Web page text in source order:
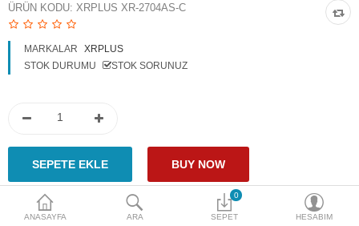
Ürün Güvenlik Sistemleri
Aksiyon Kameraları
Karşılaştır
Para Birimi
ANASAYFA ARA
0
SEPET HESABIM
ÜRÜN KODU: XRPLUS XR-2704AS-C
MARKALAR
XRPLUS
STOK DURUMU
STOK SORUNUZ
Paylaş